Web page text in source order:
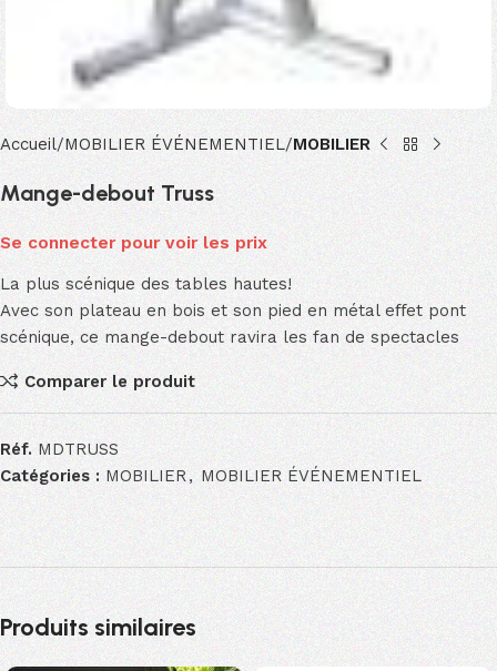
Accueil MOBILIER ÉVÉNEMENTIEL MOBILIER
Mange-debout Truss
Se connecter pour voir les prix
La plus scénique des tables hautes!
Avec son plateau en bois et son pied en métal eﬀet pont
scénique, ce mange-debout ravira les fan de spectacles
Comparer le produit
Réf.MDTRUSS
Catégories : MOBILIER, MOBILIER ÉVÉNEMENTIEL
Produits similaires